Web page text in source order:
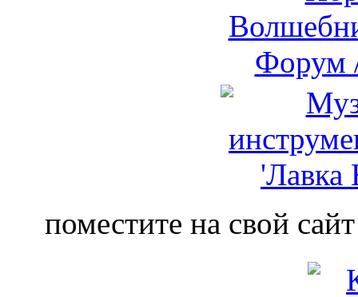
поместите на свой